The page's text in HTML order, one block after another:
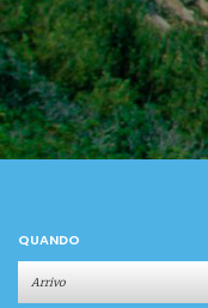
QUANDO